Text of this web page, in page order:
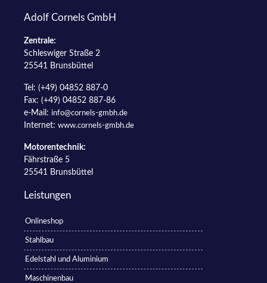
Adolf Cornels GmbH
Zentrale:
Schleswiger Straße 2
25541 Brunsbüttel
Tel: (+49) 04852 887-0
Fax: (+49) 04852 887-86
e-Mail: info@cornels-gmbh.de
Internet: www.cornels-gmbh.de
Motorentechnik:
Fährstraße 5
25541 Brunsbüttel
Leistungen
Onlineshop
Stahlbau
Edelstahl und Aluminium
Maschinenbau